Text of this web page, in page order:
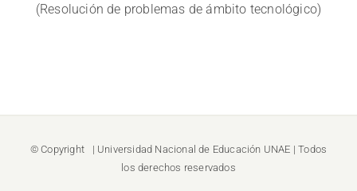
(Resolución de problemas de ámbito tecnológico)
© Copyright | Universidad Nacional de Educación UNAE | Todos
los derechos reservados